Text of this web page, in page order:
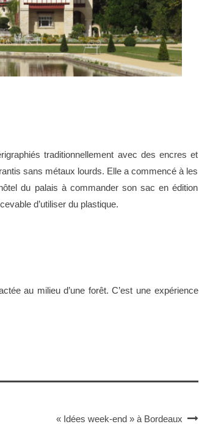
traditionnellement avec des encres et
sans métaux lourds. Elle a commencé à les
du palais à commander son sac en édition
d’utiliser du plastique.
au milieu d’une forêt. C’est une expérience
« Idées week-end » à Bordeaux